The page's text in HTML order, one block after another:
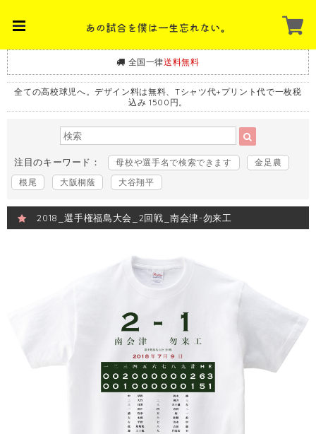
全国一律送料無料
全ての高校球児へ。デザイン料は無料、Tシャツ代+プリント代で一枚税
込み 1500円。
注目のキーワード： 母校や選手名で検索できます
金足農
根尾
大阪桐蔭 大谷翔平
2018_選手権福島大会_2回戦_南会津-勿来工